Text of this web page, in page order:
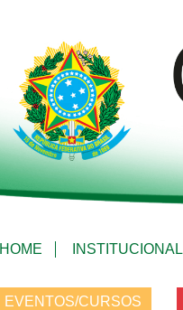
HOME INSTITUCIONAL
EVENTOS/CURSOS